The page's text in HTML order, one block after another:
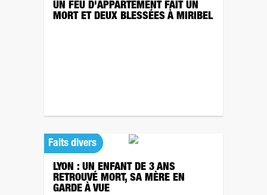
UN FEU D'APPARTEMENT FAIT UN
MORT ET DEUX BLESSÉES À MIRIBEL
Faits divers
LYON : UN ENFANT DE 3 ANS
RETROUVÉ MORT, SA MÈRE EN
GARDE À VUE